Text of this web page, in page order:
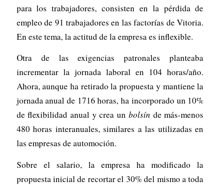
para los trabajadores, consisten en la pérdida de
empleo de 91 trabajadores en las factorías de Vitoria.
En este tema, la actitud de la empresa es inflexible.
Otra de las exigencias patronales planteaba
incrementar la jornada laboral en 104 horas/año.
Ahora, aunque ha retirado la propuesta y mantiene la
jornada anual de 1716 horas, ha incorporado un 10%
de flexibilidad anual y crea un bolsín de más-menos
480 horas interanuales, similares a las utilizadas en
las empresas de automoción.
Sobre el salario, la empresa ha modificado la
propuesta inicial de recortar el 30% del mismo a toda